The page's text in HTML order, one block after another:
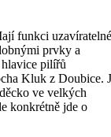
funkci uzavíratelné
prvky a
hlavice pilířů
Kluk z Doubice.
ve velkých
konkrétně jde o